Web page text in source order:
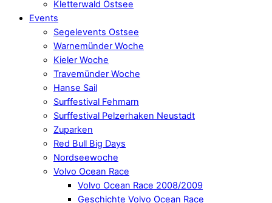
Kletterwald Ostsee
Events
Segelevents Ostsee
Warnemünder Woche
Kieler Woche
Travemünder Woche
Hanse Sail
Surffestival Fehmarn
Surffestival Pelzerhaken Neustadt
Zuparken
Red Bull Big Days
Nordseewoche
Volvo Ocean Race
Volvo Ocean Race 2008/2009
Geschichte Volvo Ocean Race